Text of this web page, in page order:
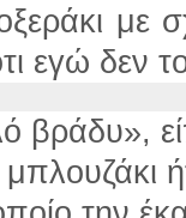
με
εγώ δεν
βράδυ»,